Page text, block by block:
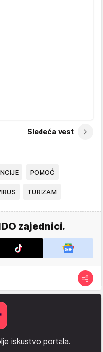
Sledeća vest
POMOĆ
TURIZAM
zajednici.
iskustvo portala.